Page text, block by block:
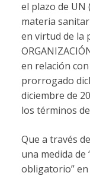
el plazo de UN
materia
en virtud de la
en relación
prorrogado
diciembre de
los términos
Que a través
una medida
obligatorio”